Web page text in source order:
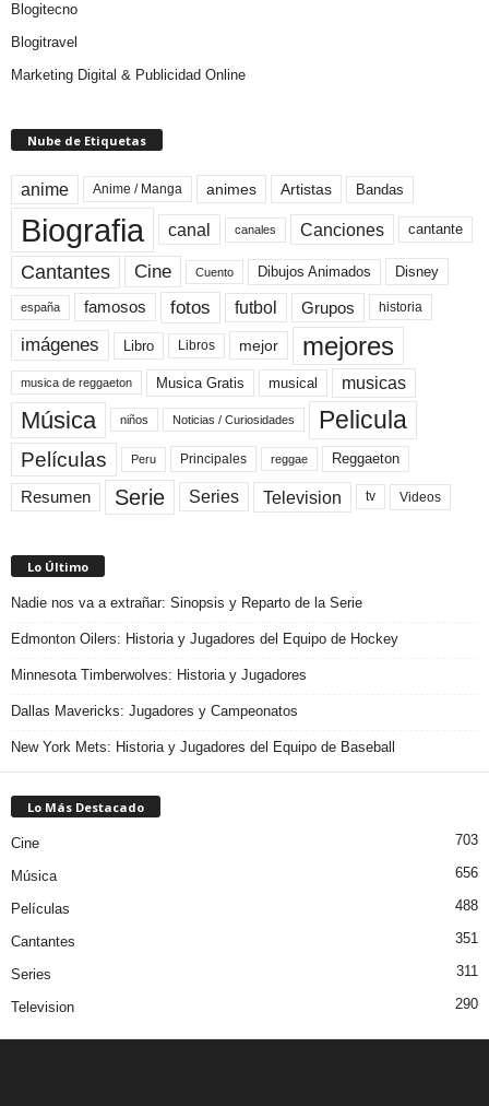
Blogitecno
Blogitravel
Marketing Digital & Publicidad Online
Nube de Etiquetas
anime Anime / Manga animes Artistas Bandas
Biografia canal canales Canciones cantante
Cantantes Cine Cuento Dibujos Animados Disney
españa famosos fotos futbol Grupos historia
imágenes Libro Libros mejor mejores
musica de reggaeton Musica Gratis musical musicas
Música niños Noticias / Curiosidades Pelicula
Películas Peru Principales reggae Reggaeton
Resumen Serie Series Television tv Videos
Lo Último
Nadie nos va a extrañar: Sinopsis y Reparto de la Serie
Edmonton Oilers: Historia y Jugadores del Equipo de Hockey
Minnesota Timberwolves: Historia y Jugadores
Dallas Mavericks: Jugadores y Campeonatos
New York Mets: Historia y Jugadores del Equipo de Baseball
Lo Más Destacado
Cine 703
Música 656
Películas 488
Cantantes 351
Series 311
Television 290